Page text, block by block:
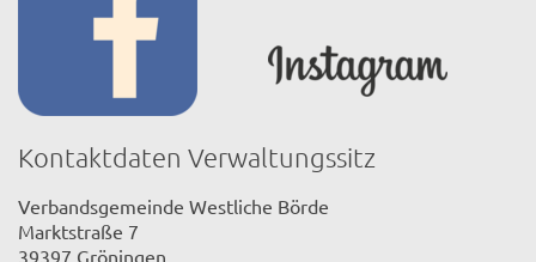
Kontaktdaten Verwaltungssitz
Verbandsgemeinde Westliche Börde
Marktstraße 7
39397 Gröningen